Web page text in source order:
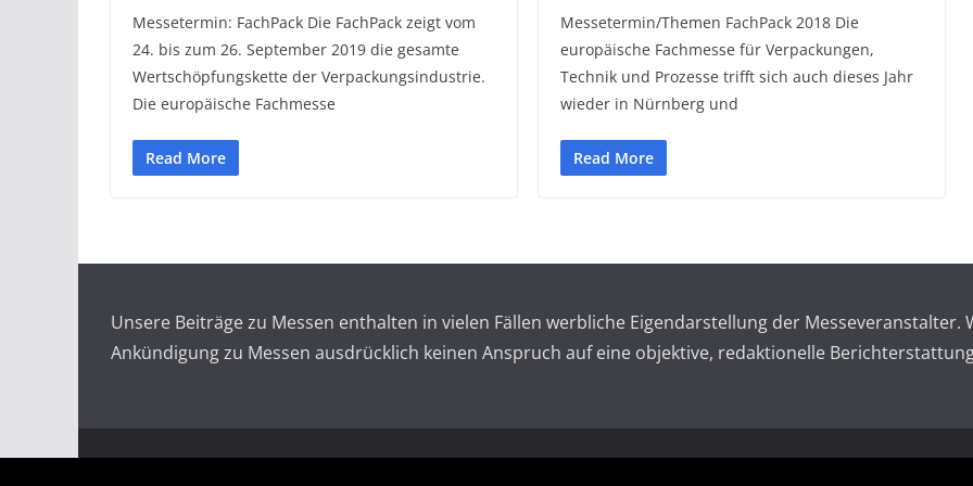
Messetermin: FachPack Die FachPack zeigt vom
24. bis zum 26. September 2019 die gesamte
Wertschöpfungskette der Verpackungsindustrie.
Die europäische Fachmesse
Read More
Messetermin/Themen FachPack 2018 Die
europäische Fachmesse für Verpackungen,
Technik und Prozesse trifft sich auch dieses Jahr
wieder in Nürnberg und
Read More
Unsere Beiträge zu Messen enthalten in vielen Fällen werbliche Eigendarstellung der
Ankündigung zu Messen ausdrücklich keinen Anspruch auf eine objektive, redaktionelle